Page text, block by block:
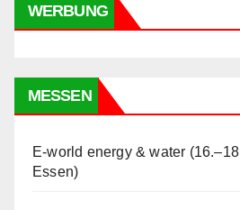
WERBUNG
MESSEN
E-world energy & water
Essen)